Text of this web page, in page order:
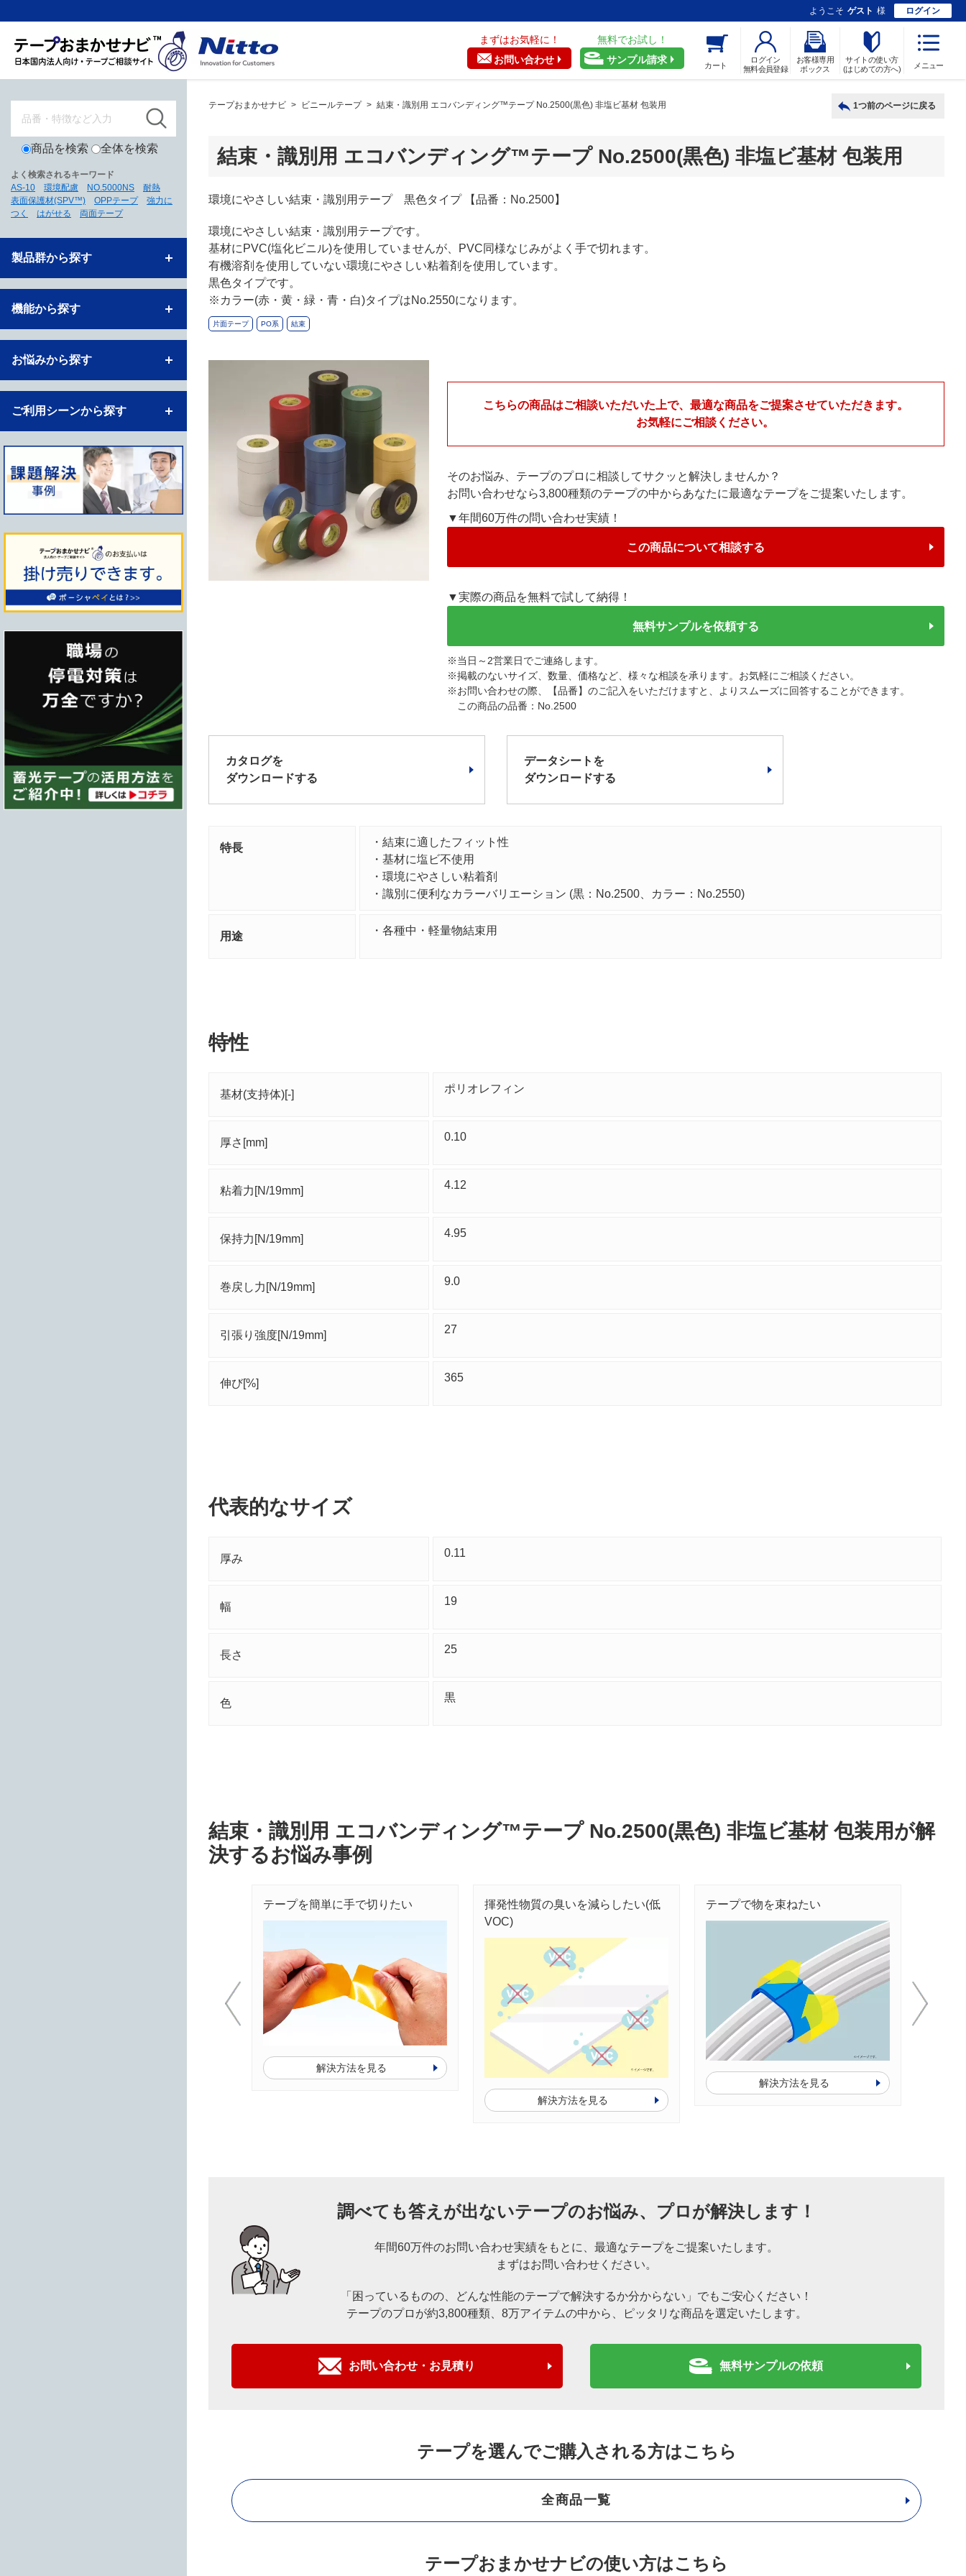
まずはお気軽に！
お問い合わせ
無料でお試し！
サンプル請求
カート
ログイン
無料会員登録
お客様専用
ボックス
サイトの使い方
(はじめての方へ)
メニュー
ようこそ ゲスト 様 ログイン
商品を検索 全体を検索
よく検索されるキーワード
AS-10
環境配慮 NO.5000NS
耐熱
表面保護材(SPV™)
OPPテープ
強力に
つく
はがせる 両面テープ
製品群から探す
機能から探す
お悩みから探す
ご利用シーンから探す
テープおまかせナビ > ビニールテープ > 結束・識別用 エコバンディング™テープ No.2500(黒色) 非塩ビ基材 包装用 1つ前のページに戻る
結束・識別用 エコバンディング™テープ No.2500(黒色) 非塩ビ基材 包装用
環境にやさしい結束・識別用テープ 黒色タイプ 【品番：No.2500】
環境にやさしい結束・識別用テープです。
基材にPVC(塩化ビニル)を使用していませんが、PVC同様なじみがよく手で切れます。
有機溶剤を使用していない環境にやさしい粘着剤を使用しています。
黒色タイプです。
※カラー(赤・黄・緑・青・白)タイプはNo.2550になります。
片面テープ PO系 結束
こちらの商品はご相談いただいた上で、最適な商品をご提案させていただきます。
お気軽にご相談ください。
そのお悩み、テープのプロに相談してサクッと解決しませんか？
お問い合わせなら3,800種類のテープの中からあなたに最適なテープをご提案いたします。
▼年間60万件の問い合わせ実績！
この商品について相談する
▼実際の商品を無料で試して納得！
無料サンプルを依頼する
※当日～2営業日でご連絡します。
※掲載のないサイズ、数量、価格など、様々な相談を承ります。お気軽にご相談ください。
※お問い合わせの際、【品番】のご記入をいただけますと、よりスムーズに回答することができます。
この商品の品番：No.2500
カタログを
ダウンロードする
データシートを
ダウンロードする
特長
・結束に適したフィット性
・基材に塩ビ不使用
・環境にやさしい粘着剤
・識別に便利なカラーバリエーション (黒：No.2500、カラー：No.2550)
用途 ・各種中・軽量物結束用
特性
基材(支持体)[-] ポリオレフィン
厚さ[mm] 0.10
粘着力[N/19mm] 4.12
保持力[N/19mm] 4.95
巻戻し力[N/19mm] 9.0
引張り強度[N/19mm] 27
伸び[%] 365
代表的なサイズ
厚み 0.11
幅 19
長さ 25
色 黒
結束・識別用 エコバンディング™テープ No.2500(黒色) 非塩ビ基材 包装用が解
決するお悩み事例
テープを簡単に手で切りたい
解決方法を見る
揮発性物質の臭いを減らしたい(低
VOC)
解決方法を見る
テープで物を束ねたい
解決方法を見る
調べても答えが出ないテープのお悩み、 プロが解決します！
年間60万件のお問い合わせ実績をもとに、 最適なテープをご提案いたします。
まずはお問い合わせください。
「困っているものの、どんな性能のテープで解決するか分からない」でもご安心ください！
テープのプロが約3,800種類、8万アイテムの中から、
ピッタリな商品を選定いたします。
お問い合わせ・お見積り 無料サンプルの依頼
テープを選んでご購入される方はこちら
全商品一覧
テープおまかせナビの使い方はこちら